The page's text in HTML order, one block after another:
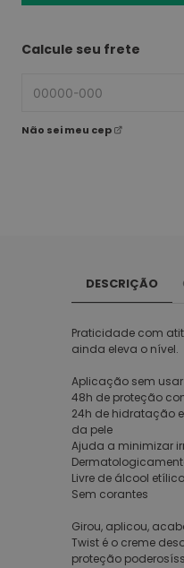
Calcule seu frete
Não sei meu cep
DESCRIÇÃO
Praticidade com
ainda eleva o nível.
Aplicação sem
48h de proteção
24h de hidratação
da pele
Ajuda a minimizar
Livre de álcool etílico
Sem corantes
Girou, aplicou,
Twist é o creme
proteção